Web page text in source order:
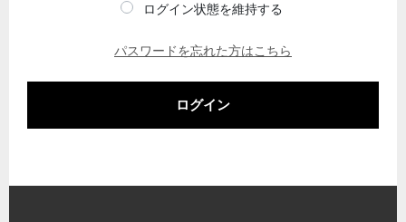
ログイン状態を維持する
パスワードを忘れた方はこちら
ログイン